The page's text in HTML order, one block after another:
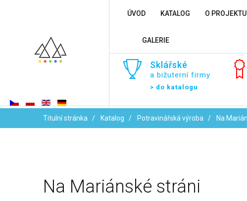
ÚVOD KATALOG O PROJEKTU
GALERIE
Sklářské
a bižuterní firmy
> do katalogu
Titulní stránka Katalog Potravinářská výroba Na
Na Mariánské stráni